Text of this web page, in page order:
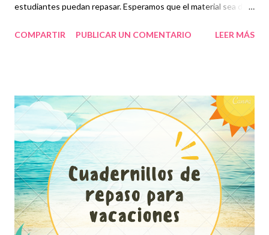
estudiantes puedan repasar. Esperamos que el material sea de
representan una opción más para fortalecer los aprendizajes de
herramientas para no olvidar lo estudiado en las clases dado
que, en ocasiones, al estar varios días sin hacer tareas o trabajos
los niños suelen olvidar algunas cuestiones. Es importante
mencionar que en el repaso se recomienda incluir aquellos
temas que observen como de mayor complejidad pues es en
donde se debe prestar más atención tanto por parte de
docentes como por parte de alumnos. Por tanto, en un repaso
no es necesario incluir todas las asignat...
COMPARTIR PUBLICAR UN COMENTARIO LEER MÁS